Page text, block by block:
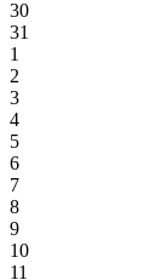
30
31
1
2
3
4
5
6
7
8
9
10
11